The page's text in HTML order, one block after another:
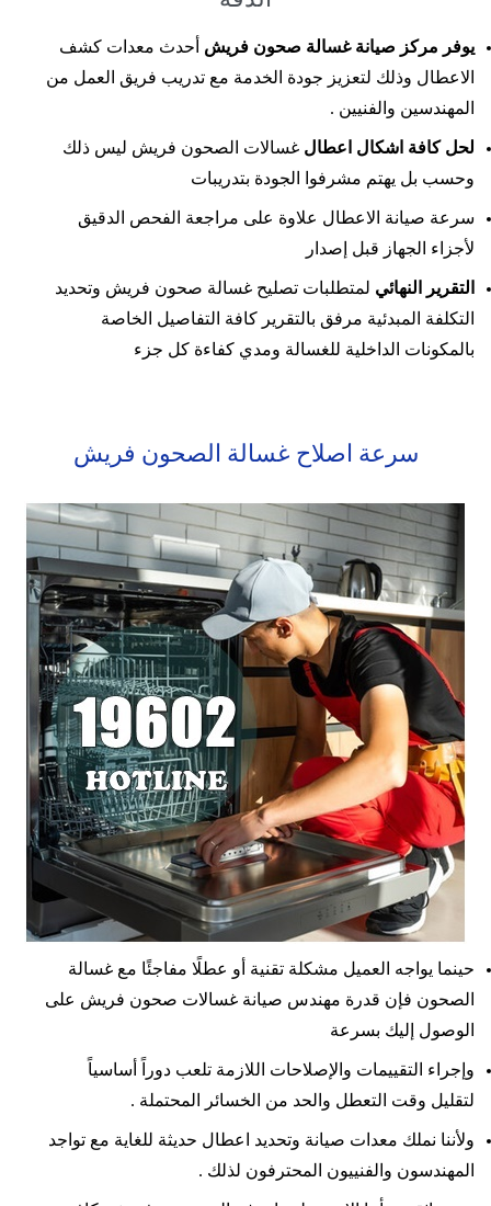
يوفر مركز صيانة غسالة صحون فريش أحدث معدات كشف
الاعطال وذلك لتعزيز جودة الخدمة مع تدريب فريق العمل من
المهندسين والفنيين .
لحل كافة اشكال اعطال غسالات الصحون فريش ليس ذلك
وحسب بل يهتم مشرفوا الجودة بتدريبات
سرعة صيانة الاعطال علاوة على مراجعة الفحص الدقيق
لأجزاء الجهاز قبل إصدار
التقرير النهائي لمتطلبات تصليح غسالة صحون فريش وتحديد
التكلفة المبدئية مرفق بالتقرير كافة التفاصيل الخاصة
بالمكونات الداخلية للغسالة ومدي كفاءة كل جزء
سرعة اصلاح غسالة الصحون فريش
حينما يواجه العميل مشكلة تقنية أو عطلًا مفاجئًا مع غسالة
الصحون فإن قدرة مهندس صيانة غسالات صحون فريش على
الوصول إليك بسرعة
وإجراء التقييمات والإصلاحات اللازمة تلعب دوراً أساسياً
لتقليل وقت التعطل والحد من الخسائر المحتملة .
ولأننا نملك معدات صيانة وتحديد اعطال حديثة للغاية مع تواجد
المهندسون والفنييون المحترفون لذلك .